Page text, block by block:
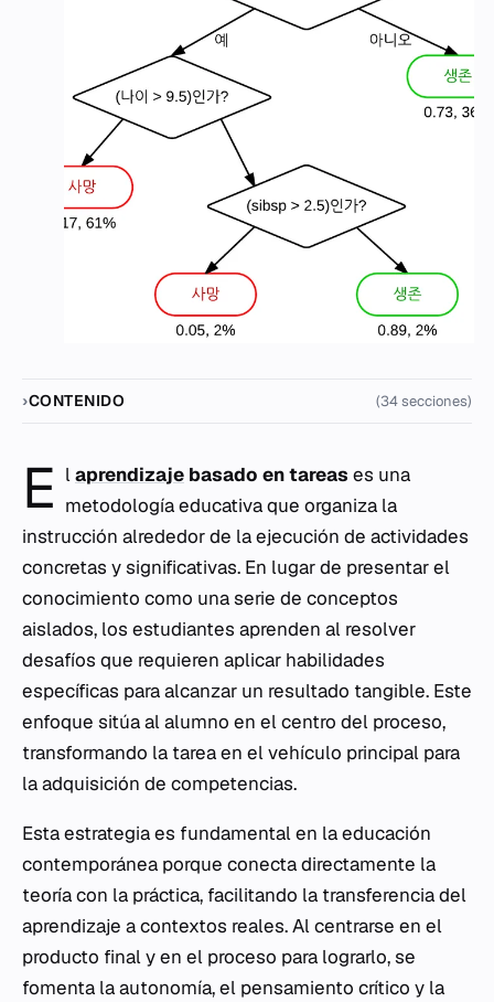
CONTENIDO (34 secciones)
E laprendizaje basado en tareas es una
metodología educativa que organiza la
instrucción alrededor de la ejecución de actividades
concretas y significativas. En lugar de presentar el
conocimiento como una serie de conceptos
aislados, los estudiantes aprenden al resolver
desafíos que requieren aplicar habilidades
específicas para alcanzar un resultado tangible. Este
enfoque sitúa al alumno en el centro del proceso,
transformando la tarea en el vehículo principal para
la adquisición de competencias.
Esta estrategia es fundamental en la educación
contemporánea porque conecta directamente la
teoría con la práctica, facilitando la transferencia del
aprendizaje a contextos reales. Al centrarse en el
producto final y en el proceso para lograrlo, se
fomenta la autonomía, el pensamiento crítico y la